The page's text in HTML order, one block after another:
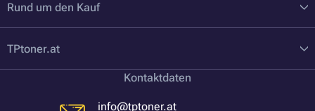
Rund um den Kauf
TPtoner.at
Kontaktdaten
info@tptoner.at